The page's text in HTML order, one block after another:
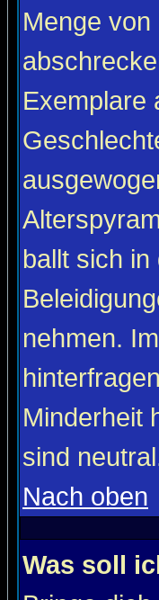
Menge
Exemplare
ballt sich
nehmen.
Minderheit
sind
Nach oben
Was soll